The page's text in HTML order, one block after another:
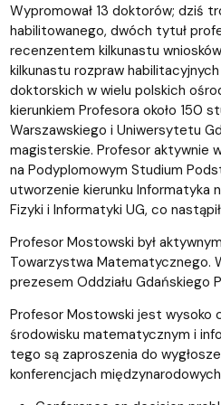
Wypromował 13 doktorów; dziś
habilitowanego, dwóch tytuł
recenzentem kilkunastu
kilkunastu rozpraw
doktorskich w wielu polskich
kierunkiem Profesora około 150
Warszawskiego i Uniwersytetu
magisterskie. Profesor aktywnie
na Podyplomowym Studium
utworzenie kierunku Informatyka
Fizyki i Informatyki UG, co
Profesor Mostowski był
Towarzystwa Matematycznego.
prezesem Oddziału Gdańskiego
Profesor Mostowski jest wysoko
środowisku matematycznym i
tego są zaproszenia do
konferencjach